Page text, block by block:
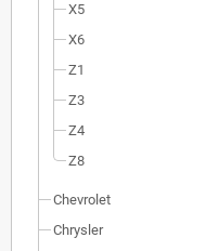
X5
X6
Z1
Z3
Z4
Z8
Chevrolet
Chrysler